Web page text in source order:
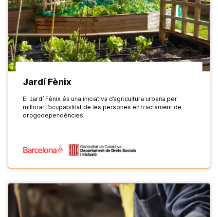
Jardí Fènix
El Jardí Fènix és una iniciativa d’agricultura urbana per
millorar l’ocupabilitat de les persones en tractament de
drogodependències